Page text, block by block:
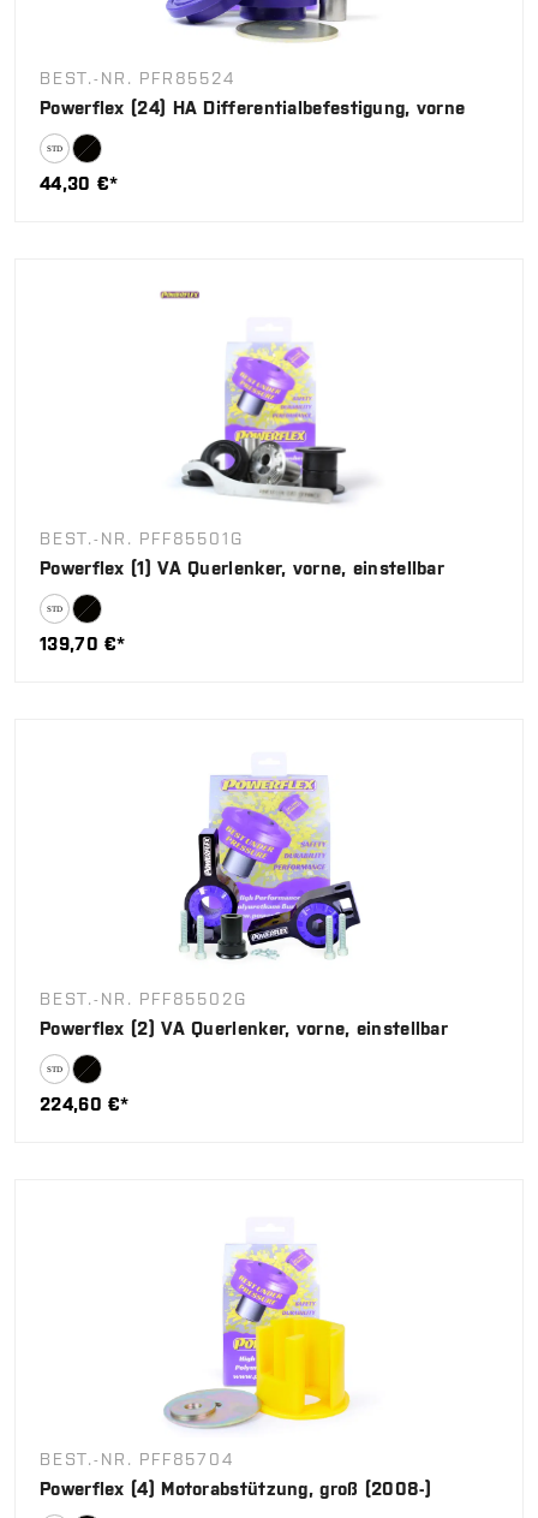
BEST.-NR. PFR85524
Powerflex (24) HA Differentialbefestigung, vorne
44,30 €*
BEST.-NR. PFF85501G
Powerflex (1) VA Querlenker, vorne, einstellbar
139,70 €*
BEST.-NR. PFF85502G
Powerflex (2) VA Querlenker, vorne, einstellbar
224,60 €*
BEST.-NR. PFF85704
Powerflex (4) Motorabstützung, groß (2008-)